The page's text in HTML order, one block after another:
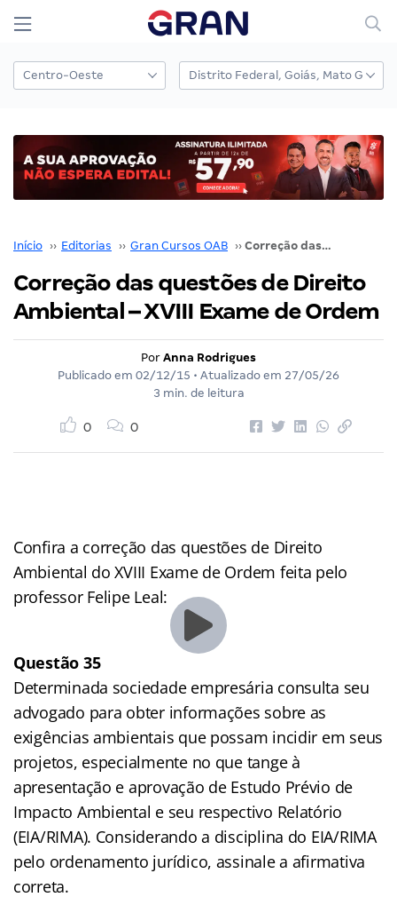
Início ›› Editorias ›› Gran Cursos OAB ›› Correção das questões de Direito Ambiental – XVIII Exame de Ordem
Correção das questões de Direito
Ambiental – XVIII Exame de Ordem
Por Anna Rodrigues
Publicado em 02/12/15 • Atualizado em 27/05/26
3 min. de leitura
0 0
Confira a correção das questões de Direito
Ambiental do XVIII Exame de Ordem feita pelo
professor Felipe Leal:
Questão 35
Determinada sociedade empresária consulta seu
advogado para obter informações sobre as
exigências ambientais que possam incidir em seus
projetos, especialmente no que tange à
apresentação e aprovação de Estudo Prévio de
Impacto Ambiental e seu respectivo Relatório
(EIA/RIMA). Considerando a disciplina do EIA/RIMA
pelo ordenamento jurídico, assinale a afirmativa
correta.